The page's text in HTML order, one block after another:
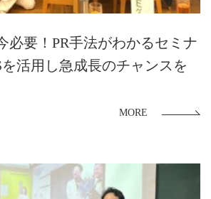
必要！PR手法がわかるセミナ
を活用し急成長のチャンスを
MORE